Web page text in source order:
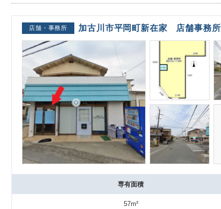
店舗・事務所
加古川市平岡町新在家 店舗事務所
専有面積
57m²